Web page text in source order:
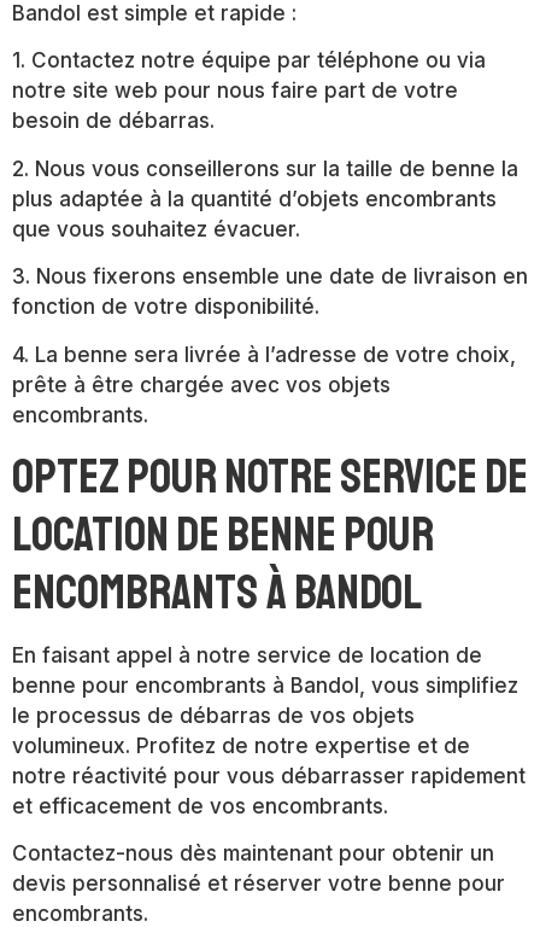
Bandol est simple et rapide :
1. Contactez notre équipe par téléphone ou via
notre site web pour nous faire part de votre
besoin de débarras.
2. Nous vous conseillerons sur la taille de benne la
plus adaptée à la quantité d’objets encombrants
que vous souhaitez évacuer.
3. Nous fixerons ensemble une date de livraison en
fonction de votre disponibilité.
4. La benne sera livrée à l’adresse de votre choix,
prête à être chargée avec vos objets
encombrants.
Optez pour notre service de
location de benne pour
encombrants à Bandol
En faisant appel à notre service de location de
benne pour encombrants à Bandol, vous simplifiez
le processus de débarras de vos objets
volumineux. Profitez de notre expertise et de
notre réactivité pour vous débarrasser rapidement
et efficacement de vos encombrants.
Contactez-nous dès maintenant pour obtenir un
devis personnalisé et réserver votre benne pour
encombrants.